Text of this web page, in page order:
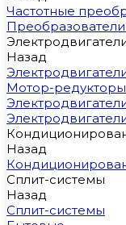
Частотные
Назад
Мотор-редукторы
Назад
Сплит-системы
Назад
Сплит-системы